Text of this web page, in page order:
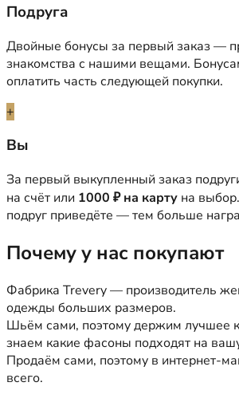
Подруга
Двойные бонусы за первый заказ —
знакомства с нашими вещами.
оплатить часть следующей покупки.
+
Вы
За первый выкупленный заказ
на счёт или 1000 ₽ на карту на
подруг приведёте — тем больше
Почему у нас покупают
Фабрика Trevery — производитель
одежды больших размеров.
Шьём сами, поэтому держим лучшее
знаем какие фасоны подходят на
Продаём сами, поэтому в интернет-
всего.